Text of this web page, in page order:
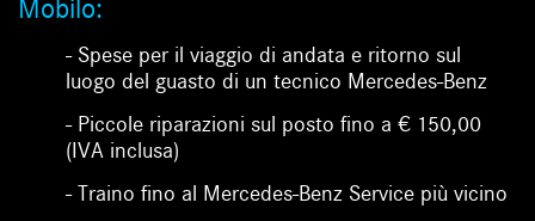
Mobilo:
- Spese per il viaggio di andata e ritorno sul
luogo del guasto di un tecnico Mercedes-Benz
- Piccole riparazioni sul posto fino a € 150,00
(IVA inclusa)
- Traino fino al Mercedes-Benz Service più vicino